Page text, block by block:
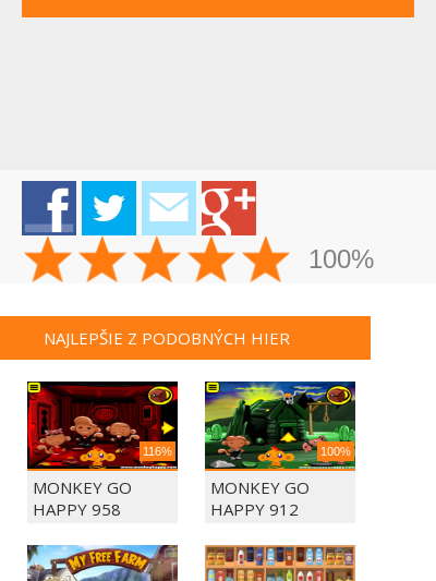
100%
NAJLEPŠIE Z PODOBNÝCH HIER
116%
MONKEY GO
HAPPY 958
100%
MONKEY GO
HAPPY 912